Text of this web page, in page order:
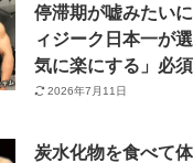
停滞期が嘘みたい
ィジーク日本一が
気に楽にする」必
2026年7月11日
炭水化物を食べて